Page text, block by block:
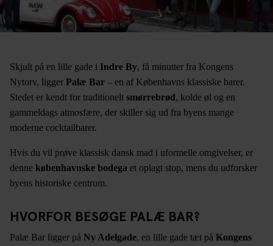
Skjult på en lille gade i Indre By, få minutter fra Kongens
Nytorv, ligger Palæ Bar – en af Københavns klassiske barer.
Stedet er kendt for traditionelt smørrebrød, kolde øl og en
gammeldags atmosfære, der skiller sig ud fra byens mange
moderne cocktailbarer.
Hvis du vil prøve klassisk dansk mad i uformelle omgivelser, er
denne københavnske bodega et oplagt stop, mens du udforsker
byens historiske centrum.
HVORFOR BESØGE PALÆ BAR?
Palæ Bar ligger på Ny Adelgade, en lille gade tæt på Kongens